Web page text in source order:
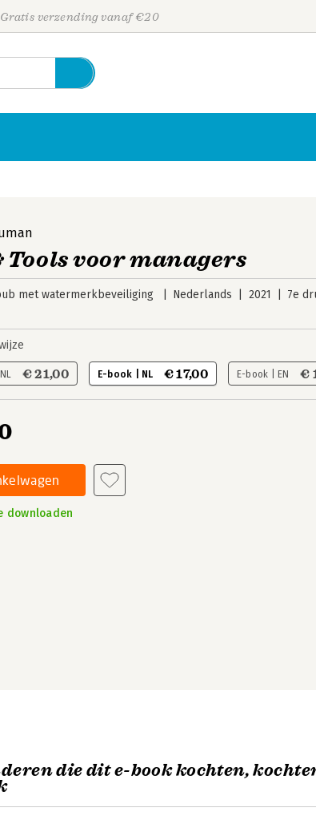
Gratis verzending vanaf €20
Tools voor managers
met watermerkbeveiliging Nederlands 2021 7e
€ 21,00 E-book | NL € 17,00 E-book | EN €
downloaden
die dit e-book kochten,
Personen